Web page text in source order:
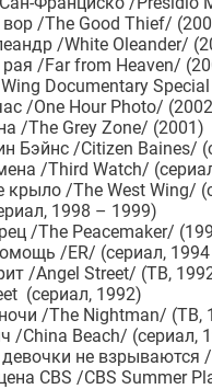
/The Good Thief/
/White Oleander/
/Far from Heaven/
Documentary
/One Hour Photo/
/The Grey Zone/ (2001)
Бэйнс /Citizen Baines/
/Third Watch/
крыло /The West Wing/
1998 – 1999)
/The Peacemaker/
/ER/ (сериал,
/Angel Street/ (ТВ,
(сериал, 1992)
/The Nightman/ (ТВ,
/China Beach/ (сериал,
не взрываются
CBS /CBS Summer